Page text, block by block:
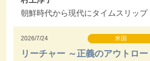
朝鮮時代から現代にタイムスリップ
2026/7/24 米国
リーチャー ～正義のアウトロー